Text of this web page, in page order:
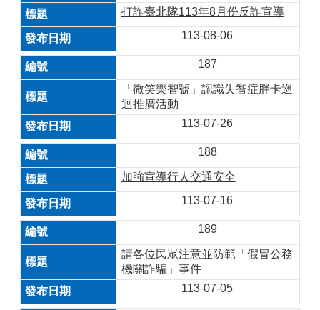
打詐臺北隊113年8月份反詐宣導
113-08-06
187
「微笑樂智號」認識失智症胖卡巡
迴推廣活動
113-07-26
188
加強宣導行人交通安全
113-07-16
189
請各位民眾注意並防範「假冒公務
機關詐騙」事件
113-07-05